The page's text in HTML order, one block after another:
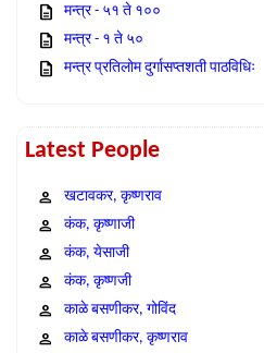
मन्त्र - ५१ ते १००
मन्त्र - १ ते ५०
मन्त्र प्रतिलोम दुर्गासप्तशती पाठविधिः
Latest People
खटावकर, कृष्णराव
कंक, कृष्णाजी
कंक, येसाजी
कंक, कृष्णजी
काळे बसणीकर, गोविंद
काळे बसणीकर, कृष्णराव